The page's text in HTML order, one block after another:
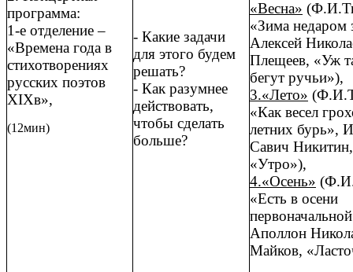
программа:
1-е отделение –
«Времена года в
стихотворениях
русских поэтов
XIXв»,
(12мин)
- Какие задачи
для этого будем
решать?
- Как разумнее
действовать,
чтобы сделать
больше?
«Весна»
«Зима недаром
Алексей
Плещеев, «Уж
бегут ручьи»),
3.«Лето»
«Как весел
летних бурь»,
Савич Никитин,
«Утро»),
4.«Осень»
«Есть в осени
Аполлон
Майков,